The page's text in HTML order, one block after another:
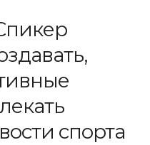
спорта